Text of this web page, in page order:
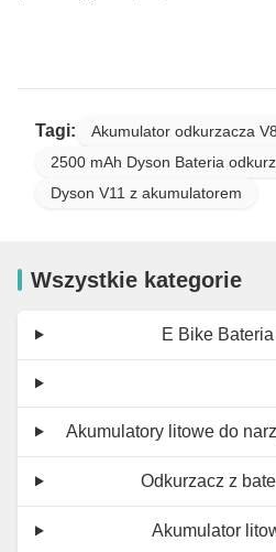
Tagi:
Akumulator odkurzacza
2500 mAh Dyson Bateria
Dyson V11 z akumulatorem
Wszystkie kategorie
E Bike
Akumulatory litowe do
Odkurzacz z
Akumulator